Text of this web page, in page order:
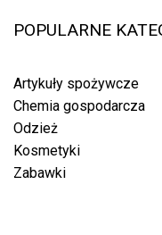
POPULARNE
Artykuły spożywcze
Chemia gospodarcza
Odzież
Kosmetyki
Zabawki